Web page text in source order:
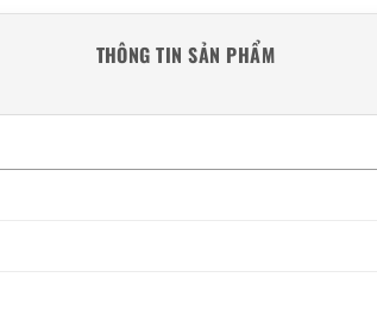
THÔNG TIN SẢN PHẨM